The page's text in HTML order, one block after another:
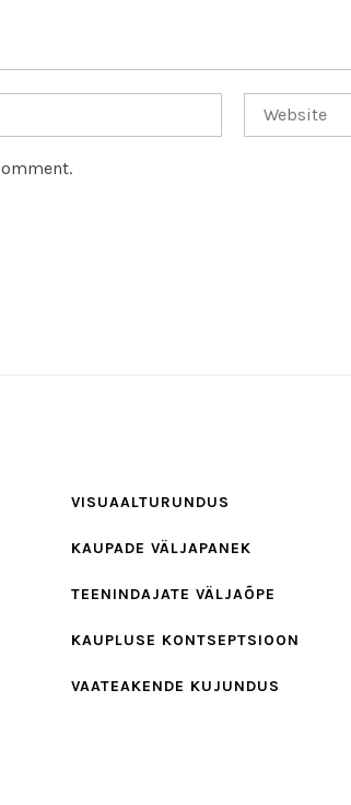
VISUAALTURUNDUS
KAUPADE VÄLJAPANEK
TEENINDAJATE VÄLJAÕPE
KAUPLUSE KONTSEPTSIOON
VAATEAKENDE KUJUNDUS